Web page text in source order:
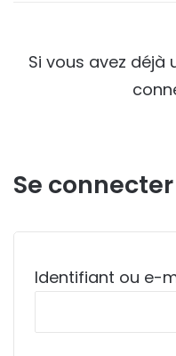
Si vous avez déjà
Se connecter
Identifiant ou e-